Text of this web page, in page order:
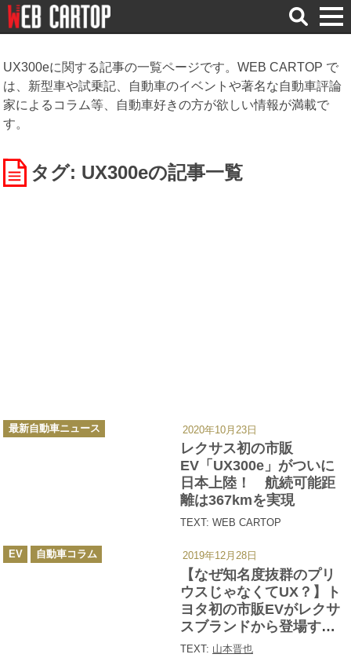
検
索
UX300eに関する記事の一覧ページです。WEB CARTOP で
は、新型車や試乗記、自動車のイベントや著名な自動車評論
家によるコラム等、自動車好きの方が欲しい情報が満載で
す。
タグ: UX300eの記事一覧
レクサス初の市販
EV「UX300e」がついに
日本上陸！ 航続可能距
離は367kmを実現
TEXT: WEB CARTOP
カ
テ
最新自動車ニュース 2020年10月23日
【なぜ知名度抜群のプリ
ウスじゃなくてUX？】ト
ヨタ初の市販EVがレクサ
スブランドから登場する
ワケ
TEXT: 山本晋也
カ
テEV 自動車コラム 2019年12月28日